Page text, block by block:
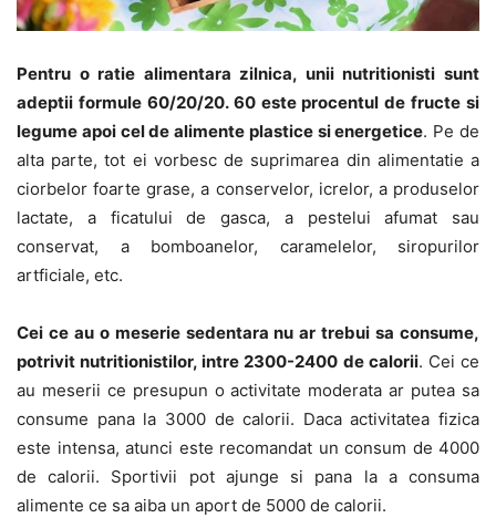
Pentru o ratie alimentara zilnica, unii nutritionisti sunt
adeptii formule 60/20/20. 60 este procentul de fructe si
legume apoi cel de alimente plastice si energetice. Pe de
alta parte, tot ei vorbesc de suprimarea din alimentatie a
ciorbelor foarte grase, a conservelor, icrelor, a produselor
lactate, a ficatului de gasca, a pestelui afumat sau
conservat, a bomboanelor, caramelelor, siropurilor
artficiale, etc.
Cei ce au o meserie sedentara nu ar trebui sa consume,
potrivit nutritionistilor, intre 2300-2400 de calorii. Cei ce
au meserii ce presupun o activitate moderata ar putea sa
consume pana la 3000 de calorii. Daca activitatea fizica
este intensa, atunci este recomandat un consum de 4000
de calorii. Sportivii pot ajunge si pana la a consuma
alimente ce sa aiba un aport de 5000 de calorii.